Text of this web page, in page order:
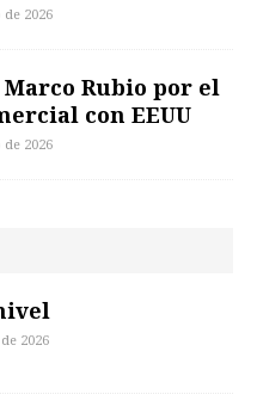
2026
Rubio por el
con EEUU
2026
2026